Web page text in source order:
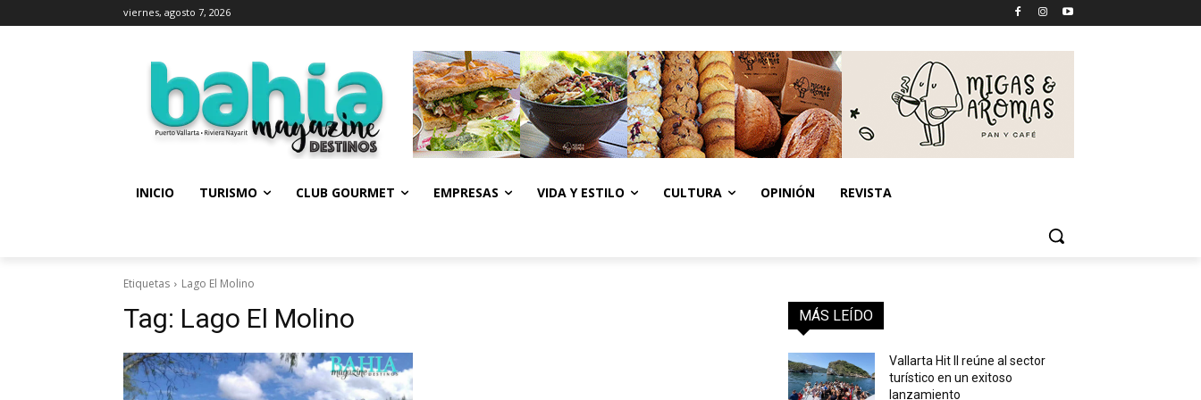
viernes, agosto 7, 2026
INICIO TURISMO CLUB GOURMET EMPRESAS VIDA Y ESTILO CULTURA OPINIÓN REVISTA
Etiquetas Lago El Molino
Tag: Lago El Molino MÁS LEÍDO
Vallarta Hit II reúne al sector
turístico en un exitoso
lanzamiento